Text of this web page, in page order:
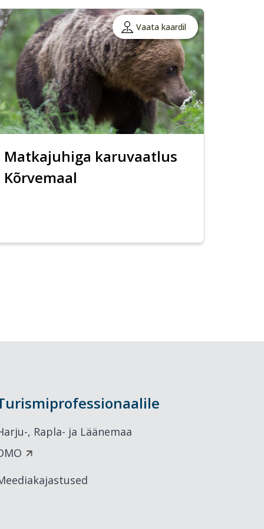
Vaata kaardil
Matkajuhiga karuvaatlus
Kõrvemaal
, Rapla- ja Läänemaa